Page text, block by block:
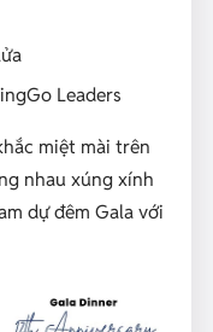
Leaders
miệt mài trên
nhau xúng xính
dự đêm Gala với